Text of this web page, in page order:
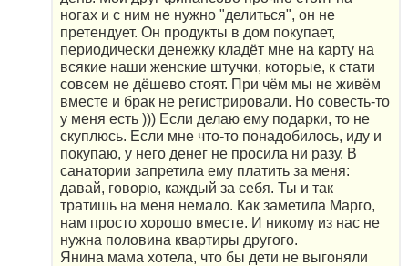
ногах и с ним не нужно "делиться", он не
претендует. Он продукты в дом покупает,
периодически денежку кладёт мне на карту на
всякие наши женские штучки, которые, к стати
совсем не дёшево стоят. При чём мы не живём
вместе и брак не регистрировали. Но совесть-то
у меня есть ))) Если делаю ему подарки, то не
скуплюсь. Если мне что-то понадобилось, иду и
покупаю, у него денег не просила ни разу. В
санатории запретила ему платить за меня:
давай, говорю, каждый за себя. Ты и так
тратишь на меня немало. Как заметила Марго,
нам просто хорошо вместе. И никому из нас не
нужна половина квартиры другого.
Янина мама хотела, что бы дети не выгоняли